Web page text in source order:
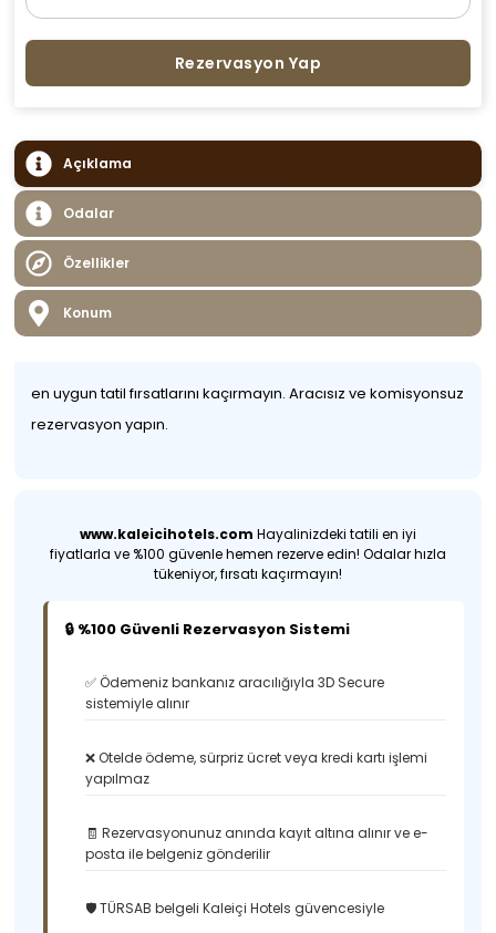
Rezervasyon Yap
Açıklama
Odalar
Özellikler
Konum
en uygun tatil fırsatlarını kaçırmayın. Aracısız ve komisyonsuz
rezervasyon yapın.
www.kaleicihotels.com Hayalinizdeki tatili en iyi
fiyatlarla ve %100 güvenle hemen rezerve edin! Odalar hızla
tükeniyor, fırsatı kaçırmayın!
🔒 %100 Güvenli Rezervasyon Sistemi
✅ Ödemeniz bankanız aracılığıyla 3D Secure
sistemiyle alınır
❌ Otelde ödeme, sürpriz ücret veya kredi kartı işlemi
yapılmaz
🧾 Rezervasyonunuz anında kayıt altına alınır ve e-
posta ile belgeniz gönderilir
🛡️ TÜRSAB belgeli Kaleiçi Hotels güvencesiyle